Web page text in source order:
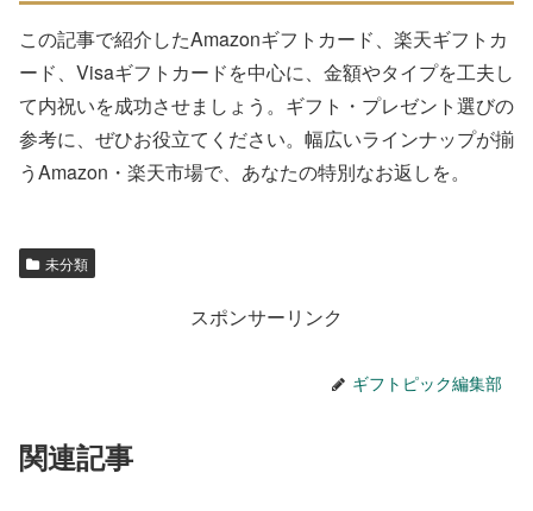
この記事で紹介したAmazonギフトカード、楽天ギフトカ
ード、Visaギフトカードを中心に、金額やタイプを工夫し
て内祝いを成功させましょう。ギフト・プレゼント選びの
参考に、ぜひお役立てください。幅広いラインナップが揃
うAmazon・楽天市場で、あなたの特別なお返しを。
未分類
スポンサーリンク
ギフトピック編集部
関連記事